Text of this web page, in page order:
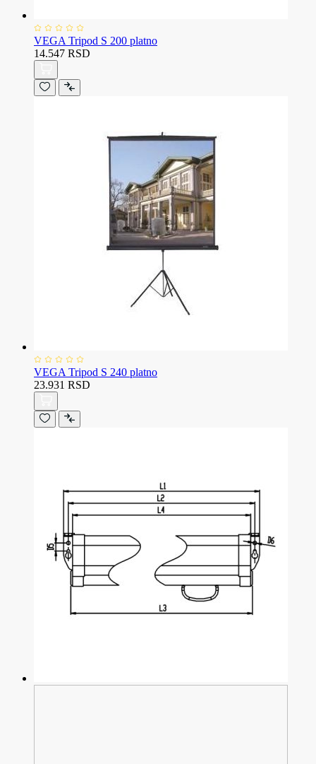
VEGA Tripod S 200 platno
14.547 RSD
VEGA Tripod S 240 platno
23.931 RSD